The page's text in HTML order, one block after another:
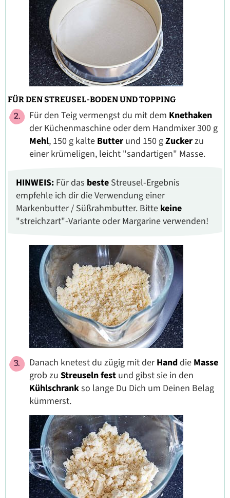
FÜR DEN STREUSEL-BODEN UND TOPPING
Für den Teig vermengst du mit dem Knethaken
der Küchenmaschine oder dem Handmixer 300 g
Mehl, 150 g kalte Butter und 150 gZuckerzu
einer krümeligen, leicht "sandartigen" Masse.
HINWEIS: Für das beste Streusel-Ergebnis
empfehle ich dir die Verwendung einer
Markenbutter / Süßrahmbutter. Bitte keine
"streichzart"-Variante oder Margarine verwenden!
Danach knetest du zügig mit derHanddie Masse
grob zu Streuseln fest und gibst sie in den
Kühlschrankso lange Du Dich um Deinen Belag
kümmerst.